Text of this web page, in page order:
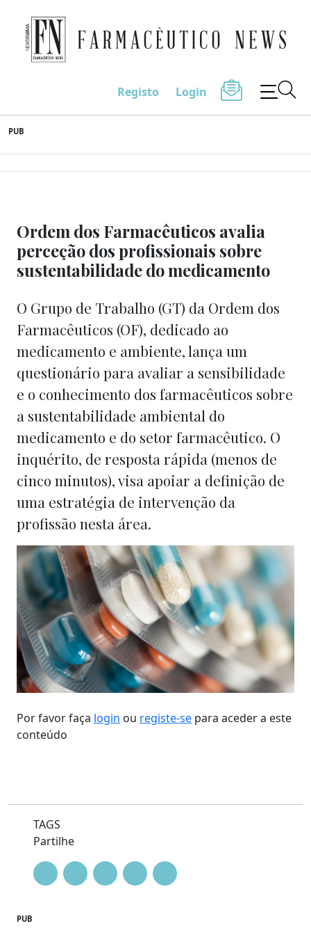
to
content
Farmacêutico News
Registo Login
PUB
Ordem dos Farmacêuticos avalia
perceção dos profissionais sobre
sustentabilidade do medicamento
O Grupo de Trabalho (GT) da Ordem dos
Farmacêuticos (OF), dedicado ao
medicamento e ambiente, lança um
questionário para avaliar a sensibilidade
e o conhecimento dos farmacêuticos sobre
a sustentabilidade ambiental do
medicamento e do setor farmacêutico. O
inquérito, de resposta rápida (menos de
cinco minutos), visa apoiar a definição de
uma estratégia de intervenção da
profissão nesta área.
Por favor faça login ou registe-se para aceder a este
conteúdo
TAGS
Partilhe
PUB